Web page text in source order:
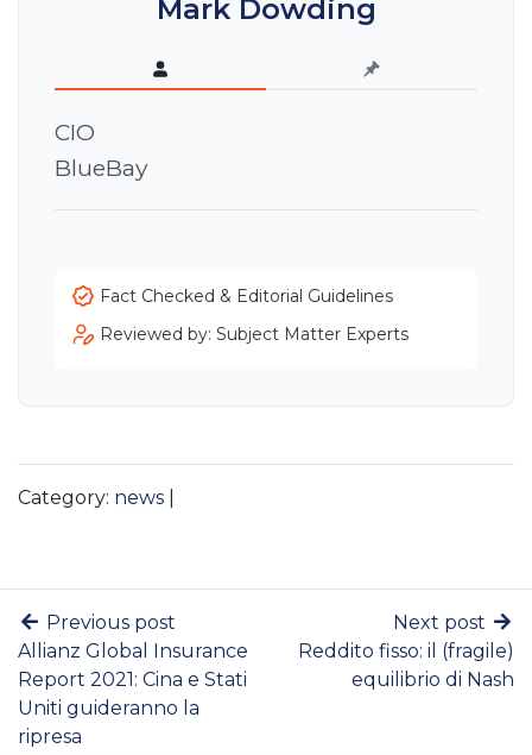
Mark Dowding
CIO
BlueBay
Fact Checked & Editorial Guidelines
Reviewed by: Subject Matter Experts
Category: news
Previous post
Allianz Global Insurance
Report 2021: Cina e Stati
Uniti guideranno la
ripresa
Next post
Reddito fisso: il (fragile)
equilibrio di Nash